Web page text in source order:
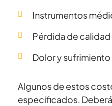
Instrumentos
Pérdida de calidad
Dolor y sufrimiento
Algunos de estos
especificados.